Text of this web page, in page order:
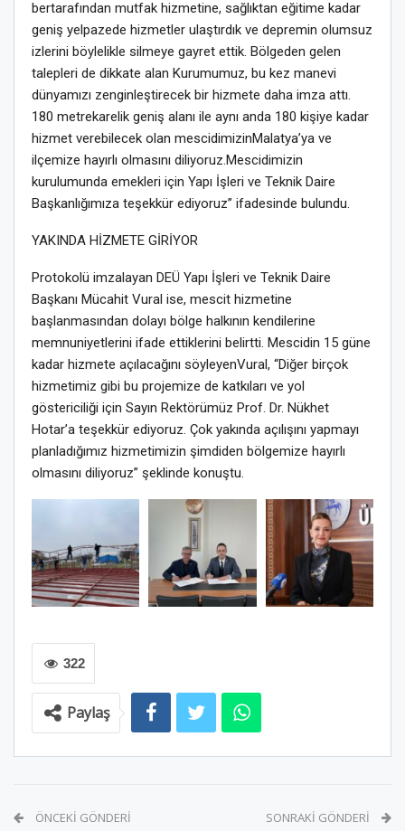
bertarafından mutfak hizmetine, sağlıktan eğitime kadar
geniş yelpazede hizmetler ulaştırdık ve depremin olumsuz
izlerini böylelikle silmeye gayret ettik. Bölgeden gelen
talepleri de dikkate alan Kurumumuz, bu kez manevi
dünyamızı zenginleştirecek bir hizmete daha imza attı.
180 metrekarelik geniş alanı ile aynı anda 180 kişiye kadar
hizmet verebilecek olan mescidimizinMalatya’ya ve
ilçemize hayırlı olmasını diliyoruz.Mescidimizin
kurulumunda emekleri için Yapı İşleri ve Teknik Daire
Başkanlığımıza teşekkür ediyoruz” ifadesinde bulundu.
YAKINDA HİZMETE GİRİYOR
Protokolü imzalayan DEÜ Yapı İşleri ve Teknik Daire
Başkanı Mücahit Vural ise, mescit hizmetine
başlanmasından dolayı bölge halkının kendilerine
memnuniyetlerini ifade ettiklerini belirtti. Mescidin 15 güne
kadar hizmete açılacağını söyleyenVural, “Diğer birçok
hizmetimiz gibi bu projemize de katkıları ve yol
göstericiliği için Sayın Rektörümüz Prof. Dr. Nükhet
Hotar’a teşekkür ediyoruz. Çok yakında açılışını yapmayı
planladığımız hizmetimizin şimdiden bölgemize hayırlı
olmasını diliyoruz” şeklinde konuştu.
322
Paylaş
ÖNCEKI GÖNDERI SONRAKI GÖNDERI